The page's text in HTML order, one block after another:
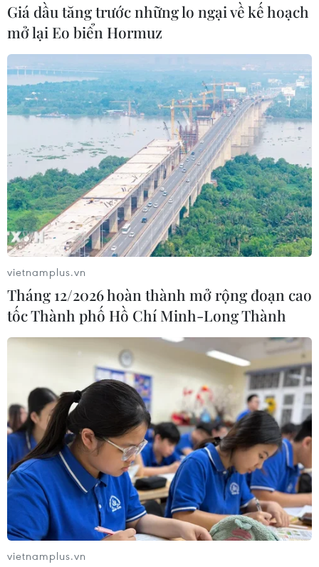
Giá dầu tăng trước những lo ngại về kế hoạch
mở lại Eo biển Hormuz
vietnamplus.vn
Tháng 12/2026 hoàn thành mở rộng đoạn cao
tốc Thành phố Hồ Chí Minh-Long Thành
vietnamplus.vn